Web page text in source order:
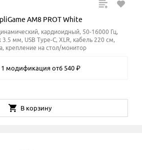
AM8 PROT White
кардиоидный, 50-16000 Гц,
мм, USB Type-C, XLR, кабель 220 см,
крепление на стол/монитор
1 модификация от6 540 ₽
В корзину